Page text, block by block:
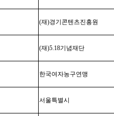
(재)경기콘텐츠진흥원
(재)5.18기념재단
한국여자농구연맹
서울특별시